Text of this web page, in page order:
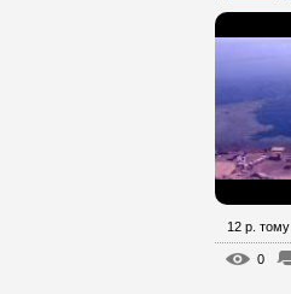
12 р. тому
0